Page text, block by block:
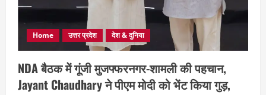
Home उत्तर प्रदेश देश & दुनिया
NDA बैठक में गूंजी मुजफ्फरनगर-शामली की पहचान,
Jayant Chaudhary ने पीएम मोदी को भेंट किया गुड़,